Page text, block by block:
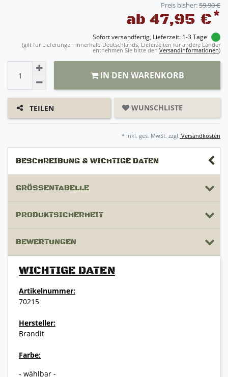
Preis bisher:59,90 €
ab 47,95 €*
Sofort versandfertig, Lieferzeit: 1-3 Tage
(gilt für Lieferungen innerhalb Deutschlands, Lieferzeiten für andere Länder
entnehmen Sie bitte den Versandinformationen)
IN DEN WARENKORB
TEILEN WUNSCHLISTE
* inkl. ges. MwSt. zzgl. Versandkosten
BESCHREIBUNG & WICHTIGE DATEN
GRÖSSENTABELLE
PRODUKTSICHERHEIT
BEWERTUNGEN
WICHTIGE DATEN
Artikelnummer:
70215
Hersteller:
Brandit
Farbe:
- wählbar -